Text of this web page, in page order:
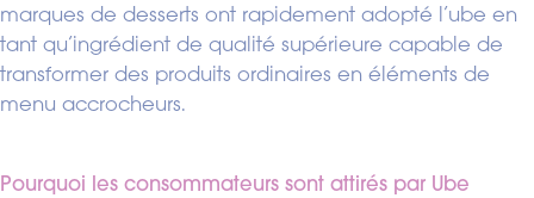
marques de desserts ont rapidement adopté l’ube en
tant qu’ingrédient de qualité supérieure capable de
transformer des produits ordinaires en éléments de
menu accrocheurs.
Pourquoi les consommateurs sont attirés par Ube